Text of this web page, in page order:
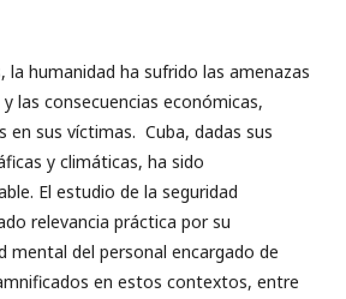
la humanidad ha sufrido las amenazas
las consecuencias económicas,
en sus víctimas. Cuba, dadas sus
y climáticas, ha sido
El estudio de la seguridad
relevancia práctica por su
mental del personal encargado de
en estos contextos, entre